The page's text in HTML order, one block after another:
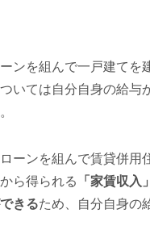
ンを組んで一戸建てを
いては自分自身の給与
ーンを組んで賃貸併用
ら得られる
「家賃収入
きるため、自分自身の